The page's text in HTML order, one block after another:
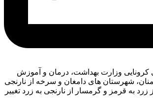
کرونایی وزارت بهداشت، درمان و آموزش
شهرستان های دامغان و سرخه از نارنجی
زرد به قرمز و گرمسار از نارنجی به زرد تغییر